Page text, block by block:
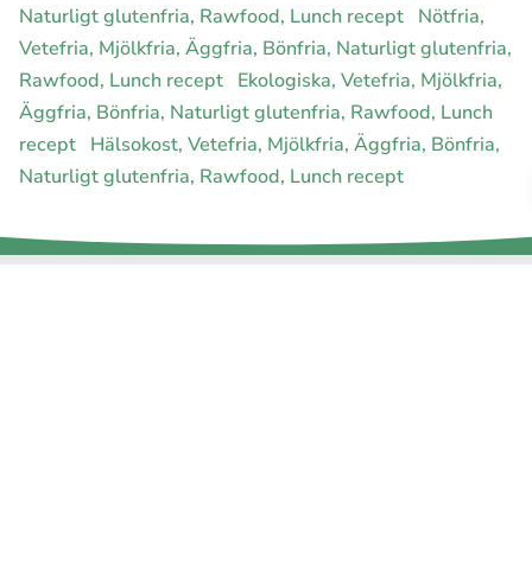
Naturligt glutenfria, Rawfood, Lunch recept Nötfria,
Vetefria, Mjölkfria, Äggfria, Bönfria, Naturligt glutenfria,
Rawfood, Lunch recept Ekologiska, Vetefria, Mjölkfria,
Äggfria, Bönfria, Naturligt glutenfria, Rawfood, Lunch
recept Hälsokost, Vetefria, Mjölkfria, Äggfria, Bönfria,
Naturligt glutenfria, Rawfood, Lunch recept